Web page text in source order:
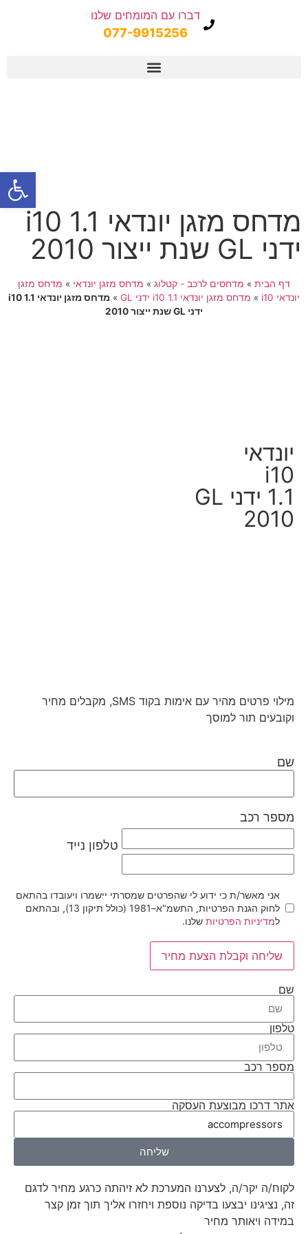
דברו עם המומחים שלנו
077-9915256
מדחס מזגן יונדאי i10 1.1
ידני GL שנת ייצור 2010
דף הבית » מדחסים לרכב - קטלוג » מדחס מזגן יונדאי » מדחס מזגן
יונדאי i10
» מדחס מזגן יונדאי i10 1.1 ידני GL »
מדחס מזגן יונדאי i10 1.1
ידני GL שנת ייצור 2010
יונדאי
i10
1.1 ידני GL
2010
מילוי פרטים מהיר עם אימות בקוד SMS, מקבלים מחיר
וקובעים תור למוסך
שם
מספר רכב
טלפון נייד
אני מאשר/ת כי ידוע לי שהפרטים שמסרתי יישמרו ויעובדו בהתאם
לחוק הגנת הפרטיות, התשמ"א–1981 (כולל תיקון 13), ובהתאם
למדיניות הפרטיות שלנו.
שליחה וקבלת הצעת מחיר
שם
טלפון
מספר רכב
אתר דרכו מבוצעת העסקה
שליחה
לקוח/ה יקר/ה, לצערנו המערכת לא זיהתה כרגע מחיר לדגם
זה, נציגינו יבצעו בדיקה נוספת ויחזרו אליך תוך זמן קצר
במידה ויאותר מחיר